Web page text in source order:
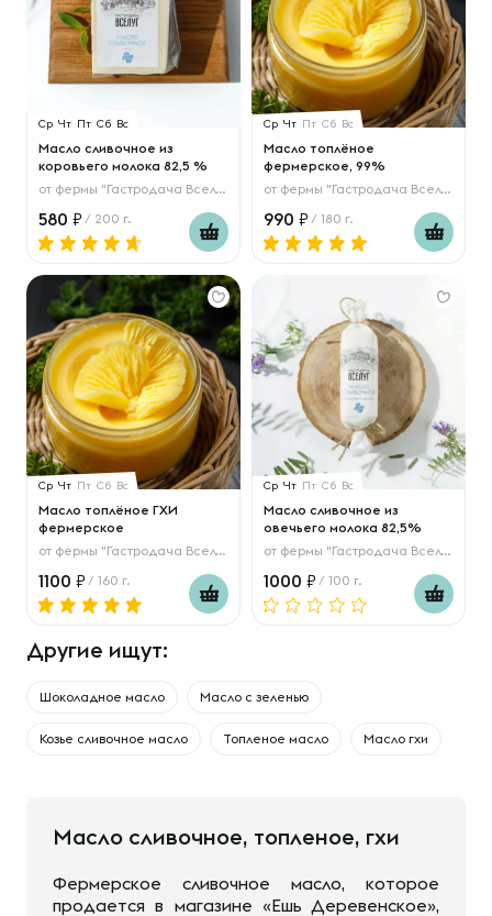
Ср Чт Пт Сб Вс
Масло сливочное из
коровьего молока 82,5 %
от фермы "Гастродача Вселуг"
580 / 200 г.
Ср Чт Пт Сб Вс
Масло топлёное
фермерское, 99%
от фермы "Гастродача Вселуг"
990 / 180 г.
Ср Чт Пт Сб Вс
Масло топлёное ГХИ
фермерское
от фермы "Гастродача Вселуг"
1100 / 160 г.
Ср Чт Пт Сб Вс
Масло сливочное из
овечьего молока 82,5%
от фермы "Гастродача Вселуг"
1000 / 100 г.
Другие ищут:
Шоколадное масло Масло с зеленью
Козье сливочное масло Топленое масло Масло гхи
Масло сливочное, топленое, гхи
Фермерское сливочное масло, которое
продается в магазине «Ешь Деревенское»,